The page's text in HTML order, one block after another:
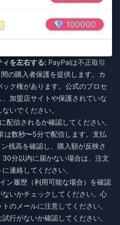
ィを左右する: PayPalは不正取引
の購入者保護を提供します。カ
ク権があります。公式のプロセ
加盟店サイトや保護されていな
いでください。
配信されるか確認してください。
は数秒〜5分で配信します。支払
残高を確認し、購入額が反映さ
分以内に届かない場合は、注文
連絡してください。
ン履歴（利用可能な場合）を確認
いかチェックしてください。心
のメールに注意してください。
行がないか確認してください。